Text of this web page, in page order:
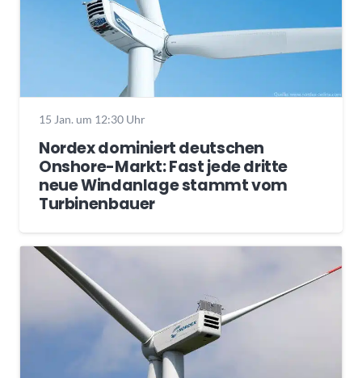
15 Jan. um 12:30 Uhr
Nordex dominiert deutschen
Onshore-Markt: Fast jede dritte
neue Windanlage stammt vom
Turbinenbauer